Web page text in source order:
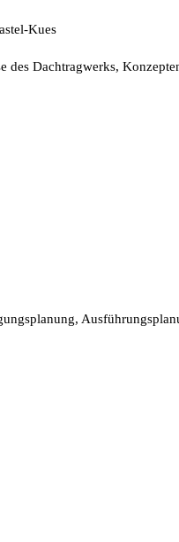
Kues
des Dachtragwerks,